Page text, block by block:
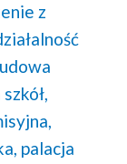
z
palacja